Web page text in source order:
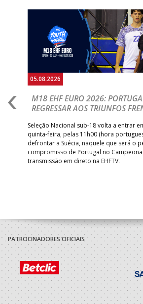
05.08.2026
M18 EHF EURO 2026:
REGRESSAR AOS TRIUNFOS
Seleção Nacional sub-18 volta a entrar
quinta-feira, pelas 11h00 (hora
defrontar a Suécia, naquele que será o
compromisso de Portugal no
transmissão em direto na EHFTV.
PATROCINADORES OFICIAIS